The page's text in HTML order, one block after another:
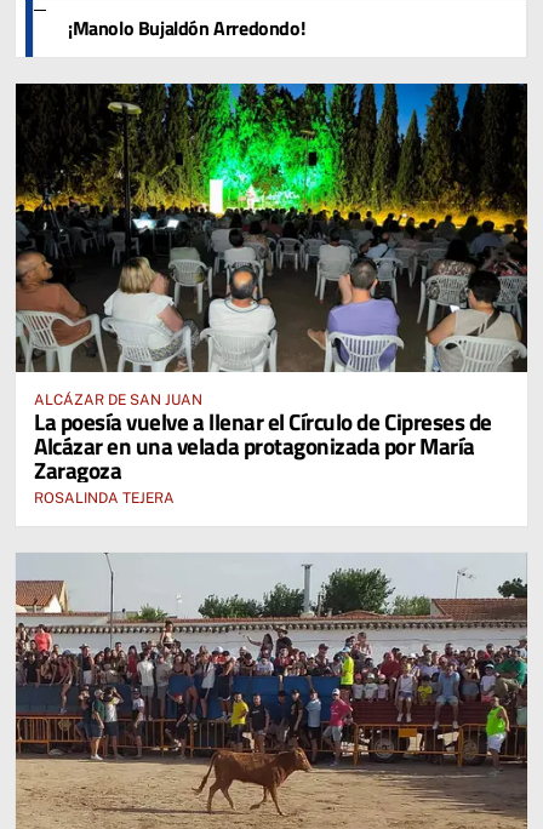
¡Manolo Bujaldón Arredondo!
ALCÁZAR DE SAN JUAN
La poesía vuelve a llenar el Círculo de Cipreses de
Alcázar en una velada protagonizada por María
Zaragoza
ROSALINDA TEJERA